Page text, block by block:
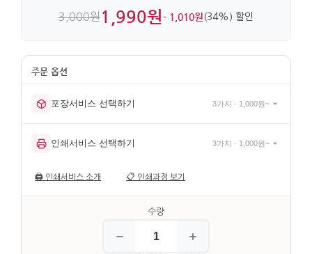
3,000원1,990원- 1,010원 (34%) 할인
포장서비스 선택하기 3가지 · 1,000원~
인쇄서비스 선택하기 3가지 · 1,000원~
🖨️ 인쇄서비스 소개 📋 인쇄과정 보기